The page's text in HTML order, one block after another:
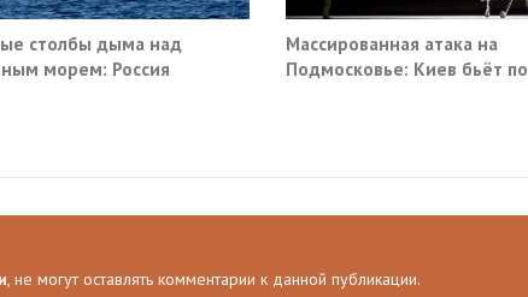
столбы дыма над
морем: Россия
Массированная атака на
Подмосковье: Киев бьёт по
, не могут оставлять комментарии к данной публикации.